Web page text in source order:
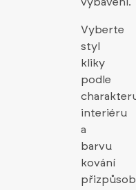
Vyberte
styl
kliky
podle
interiéru
a
barvu
kování